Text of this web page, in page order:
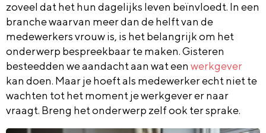
zoveel dat het hun dagelijks leven beïnvloedt. In een
branche waarvan meer dan de helft van de
medewerkers vrouw is, is het belangrijk om het
onderwerp bespreekbaar te maken. Gisteren
besteedden we aandacht aan wat een werkgever
kan doen. Maar je hoeft als medewerker echt niet te
wachten tot het moment je werkgever er naar
vraagt. Breng het onderwerp zelf ook ter sprake.